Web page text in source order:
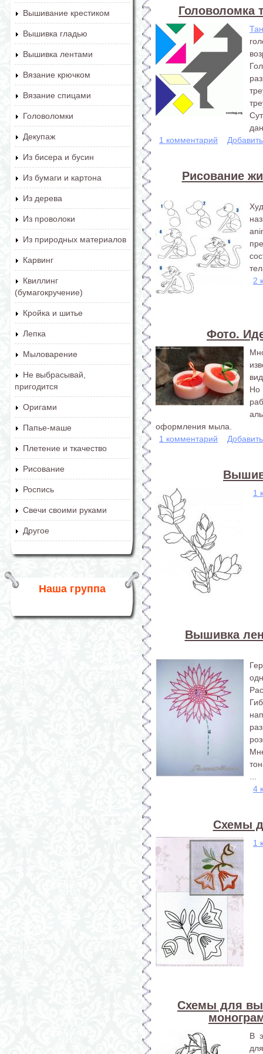
Вышивание крестиком
Вышивка гладью
Вышивка лентами
Вязание крючком
Вязание спицами
Головоломки
Декупаж
Из бисера и бусин
Из бумаги и картона
Из дерева
Из проволоки
Из природных материалов
Карвинг
Квиллинг
(бумагокручение)
Кройка и шитье
Лепка
Мыловарение
Не выбрасывай,
пригодится
Оригами
Папье-маше
Плетение и ткачество
Рисование
Роспись
Свечи своими руками
Другое
Наша группа
Головоломка
1 комментарий
Рисование
2
Фото.
Но
оформления мыла.
1 комментарий
1
Вышивка
4
Схемы
1
Схемы для
В